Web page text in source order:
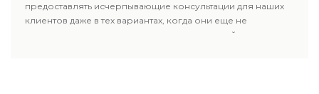
предоставлять исчерпывающие консультации для наших
клиентов даже в тех вариантах, когда они еще не
пользовались юридическими услугами нашей компании.